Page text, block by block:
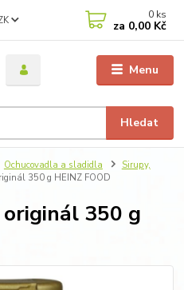
Menu
Hledat
0 ks
za 0,00 Kč
Ochucovadla a sladidla
Sirupy,
350 g HEINZ FOOD
350 g